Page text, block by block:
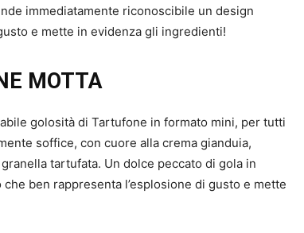
immediatamente riconoscibile un design
e mette in evidenza gli ingredienti!
MOTTA
golosità di Tartufone in formato mini, per tutti
soffice, con cuore alla crema gianduia,
tartufata. Un dolce peccato di gola in
ben rappresenta l’esplosione di gusto e mette